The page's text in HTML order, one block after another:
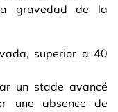
gravedad de la
superior a 40
un stade avancé
une absence de